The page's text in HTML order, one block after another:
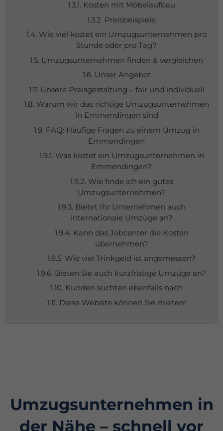
1.3.1. Kosten mit Möbelaufbau
1.3.2. Preisbeispiele
1.4. Wie viel kostet ein Umzugsunternehmen pro
Stunde oder pro Tag?
1.5. Umzugsunternehmen finden & vergleichen
1.6. Unser Angebot
1.7. Unsere Preisgestaltung – fair und individuell
1.8. Warum wir das richtige Umzugsunternehmen
in Emmendingen sind
1.9. FAQ: Häufige Fragen zu einem Umzug in
Emmendingen
1.9.1. Was kostet ein Umzugsunternehmen in
Emmendingen?
1.9.2. Wie finde ich ein gutes
Umzugsunternehmen?
1.9.3. Bietet Ihr Unternehmen auch
internationale Umzüge an?
1.9.4. Kann das Jobcenter die Kosten
übernehmen?
1.9.5. Wie viel Trinkgeld ist angemessen?
1.9.6. Bieten Sie auch kurzfristige Umzüge an?
1.10. Kunden suchten ebenfalls nach
1.11. Diese Website können Sie mieten!
Umzugsunternehmen in
der Nähe – schnell vor